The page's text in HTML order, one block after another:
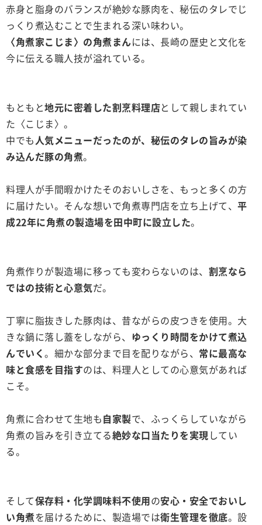
赤身と脂身のバランスが絶妙な豚肉を、秘伝のタレでじ
っくり煮込むことで生まれる深い味わい。
〈角煮家こじま〉の角煮まんには、長崎の歴史と文化を
今に伝える職人技が溢れている。
もともと地元に密着した割烹料理店として親しまれてい
た〈こじま〉。
中でも 人気メニューだったのが、秘伝のタレの旨みが染
み込んだ豚の角煮。
料理人が手間暇かけたそのおいしさを、もっと多くの方
に届けたい。そんな想いで角煮専門店を立ち上げて、 平
成22年に角煮の製造場を田中町に設立した。
角煮作りが製造場に移っても変わらないのは、 割烹なら
ではの技術と心意気だ。
丁寧に脂抜きした豚肉は、昔ながらの皮つきを使用。大
きな鍋に落し蓋をしながら、 ゆっくり時間をかけて煮込
んでいく。細かな部分まで目を配りながら、 常に最高な
味と食感を目指すのは、料理人としての心意気があれば
こそ。
角煮に合わせて生地も自家製で、ふっくらしていながら
角煮の旨みを引き立てる絶妙な口当たりを実現してい
る。
そして保存料・化学調味料不使用の安心・安全でおいし
い角煮を届けるために、製造場では衛生管理を徹底。設